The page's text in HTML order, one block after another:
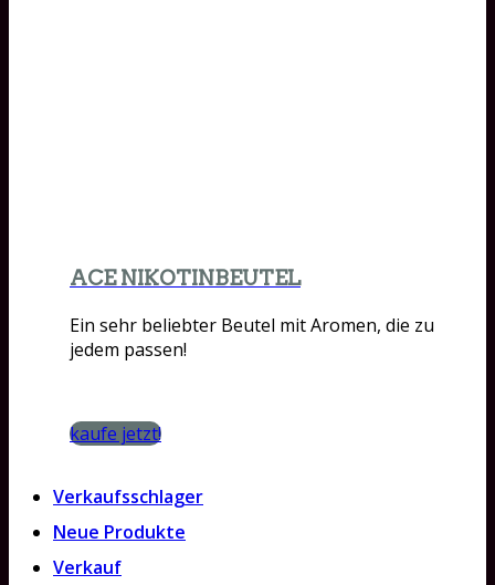
ACE NIKOTINBEUTEL
Ein sehr beliebter Beutel mit Aromen, die zu
jedem passen!
kaufe jetzt!
Verkaufsschlager
Neue Produkte
Verkauf